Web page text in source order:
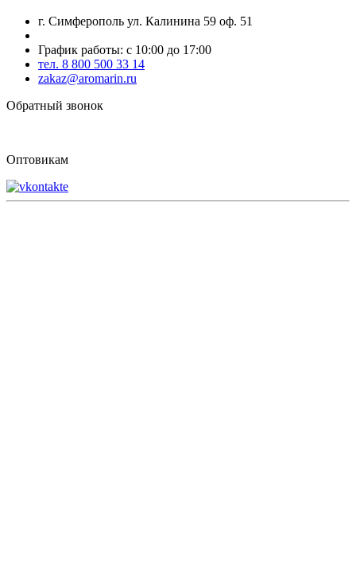
г. Симферополь ул. Калинина 59 оф. 51
График работы: с 10:00 до 17:00
тел. 8 800 500 33 14
zakaz@aromarin.ru
Обратный звонок
Оптовикам